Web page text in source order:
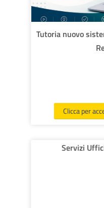
Tutoria nuovo
Clicca per
Servizi